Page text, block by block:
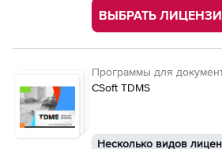
ВЫБРАТЬ
Программы для
CSoft TDMS
Несколько видов